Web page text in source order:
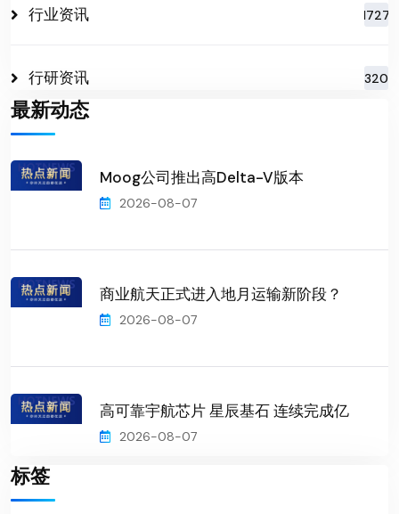
行业资讯 1727
行研资讯 320
最新动态
Moog公司推出高Delta-V版本
2026-08-07
商业航天正式进入地月运输新阶段？
2026-08-07
高可靠宇航芯片 星辰基石 连续完成亿
2026-08-07
标签